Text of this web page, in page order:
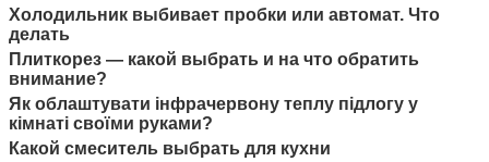
Холодильник выбивает пробки или автомат. Что
делать
Плиткорез — какой выбрать и на что обратить
внимание?
Як облаштувати інфрачервону теплу підлогу у
кімнаті своїми руками?
Какой смеситель выбрать для кухни